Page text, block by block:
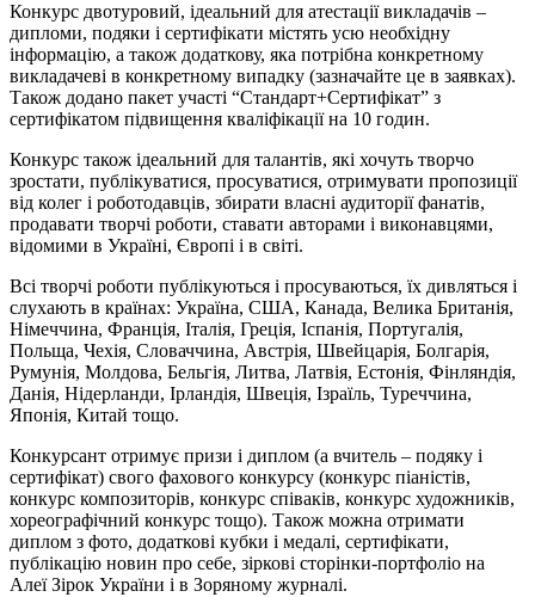
Конкурс двотуровий, ідеальний для атестації викладачів –
дипломи, подяки і сертифікати містять усю необхідну
інформацію, а також додаткову, яка потрібна конкретному
викладачеві в конкретному випадку (зазначайте це в заявках).
Також додано пакет участі “Стандарт+Сертифікат” з
сертифікатом підвищення кваліфікації на 10 годин.
Конкурс також ідеальний для талантів, які хочуть творчо
зростати, публікуватися, просуватися, отримувати пропозиції
від колег і роботодавців, збирати власні аудиторії фанатів,
продавати творчі роботи, ставати авторами і виконавцями,
відомими в Україні, Європі і в світі.
Всі творчі роботи публікуються і просуваються, їх дивляться і
слухають в країнах: Україна, США, Канада, Велика Британія,
Німеччина, Франція, Італія, Греція, Іспанія, Португалія,
Польща, Чехія, Словаччина, Австрія, Швейцарія, Болгарія,
Румунія, Молдова, Бельгія, Литва, Латвія, Естонія, Фінляндія,
Данія, Нідерланди, Ірландія, Швеція, Ізраїль, Туреччина,
Японія, Китай тощо.
Конкурсант отримує призи і диплом (а вчитель – подяку і
сертифікат) свого фахового конкурсу (конкурс піаністів,
конкурс композиторів, конкурс співаків, конкурс художників,
хореографічний конкурс тощо). Також можна отримати
диплом з фото, додаткові кубки і медалі, сертифікати,
публікацію новин про себе, зіркові сторінки-портфоліо на
Алеї Зірок України і в Зоряному журналі.